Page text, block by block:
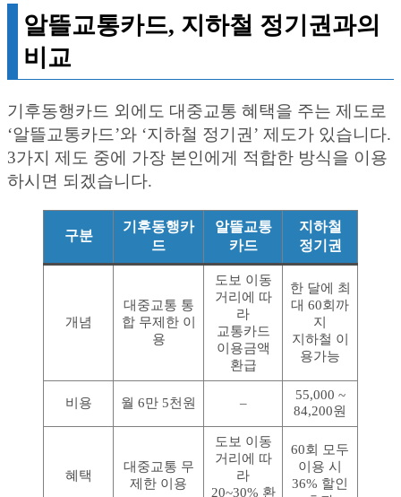
알뜰교통카드, 지하철 정기권과의
비교
기후동행카드 외에도 대중교통 혜택을 주는 제도로
‘알뜰교통카드’와 ‘지하철 정기권’ 제도가 있습니다.
3가지 제도 중에 가장 본인에게 적합한 방식을 이용
하시면 되겠습니다.
구분
기후동행카
드
알뜰교통
카드
지하철
정기권
개념
대중교통 통
합 무제한 이
용
도보 이동
거리에 따
라
교통카드
이용금액
환급
한 달에 최
대 60회까
지
지하철 이
용가능
비용 월 6만 5천원 –
55,000 ~
84,200원
혜택
대중교통 무
제한 이용
도보 이동
거리에 따
라
20~30% 환
60회 모두
이용 시
36% 할인